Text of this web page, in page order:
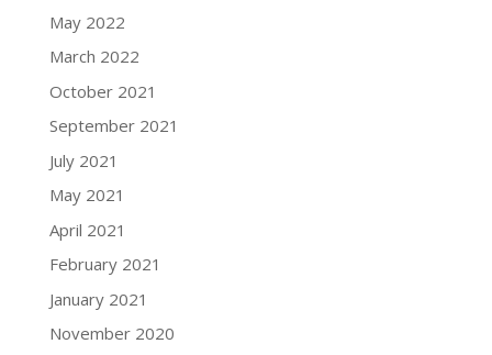
May 2022
March 2022
October 2021
September 2021
July 2021
May 2021
April 2021
February 2021
January 2021
November 2020